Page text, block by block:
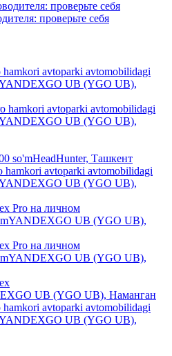
проверьте себя
avtoparki avtomobilidagi
UB (YGO UB),
hamkori avtoparki avtomobilidagi
UB (YGO UB),
so'mHeadHunter, Ташкент
hamkori avtoparki avtomobilidagi
UB (YGO UB),
Pro на личном
YANDEXGO UB (YGO UB),
Pro на личном
YANDEXGO UB (YGO UB),
UB (YGO UB), Наманган
avtoparki avtomobilidagi
UB (YGO UB),